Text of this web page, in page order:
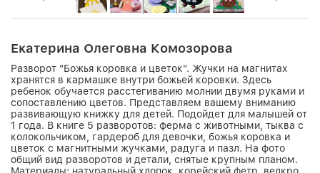
Екатерина Олеговна Комозорова
Разворот "Божья коровка и цветок". Жучки на магнитах
хранятся в кармашке внутри божьей коровки. Здесь
ребенок обучается расстегиванию молнии двумя руками и
сопоставлению цветов. Представляем вашему вниманию
развивающую книжку для детей. Подойдет для малышей от
1 года. В книге 5 разворотов: ферма с животными, тыква с
колокольчиком, гардероб для девочки, божья коровка и
цветок с магнитными жучками, радуга и пазл. На фото
общий вид разворотов и детали, снятые крупным планом.